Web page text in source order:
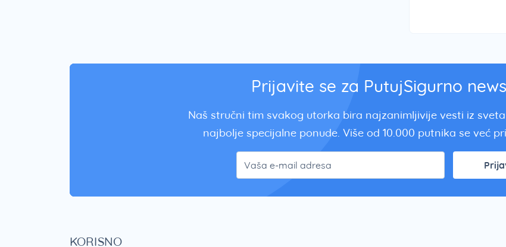
Prijavite se za PutujSigurno
Naš stručni tim svakog utorka bira najzanimljivije vesti iz
najbolje specijalne ponude. Više od 10.000 putnika se već
KORISNO